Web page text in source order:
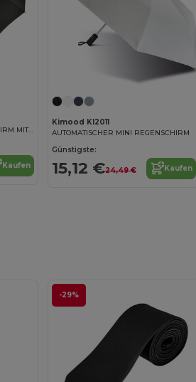
KLASSISCHER FALTREGENSCHIRM MIT J-GRIFF
Kaufen
Kimood KI2011
AUTOMATISCHER MINI REGENSCHIRM
Günstigste:
15,12 €24,49 € Kaufen
-29%